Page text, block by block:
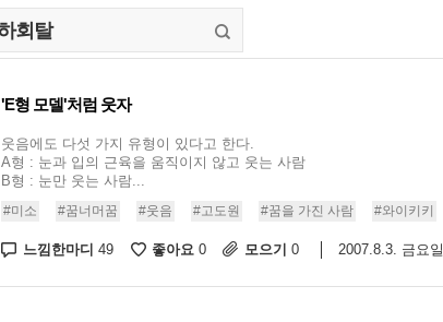
'E형 모델'처럼 웃자
웃음에도 다섯 가지 유형이 있다고 한다.
A형 : 눈과 입의 근육을 움직이지 않고 웃는 사람
B형 : 눈만 웃는 사람...
#미소 #꿈너머꿈 #웃음 #고도원 #꿈을 가진 사람 #와이키키
느낌한마디 49 좋아요 0 모으기 0 2007.8.3. 금요일